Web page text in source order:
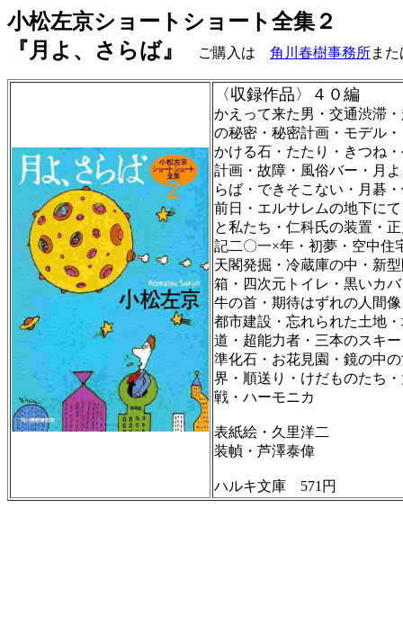
小松左京ショートショート全集２
『月よ、さらば』
ご購入は 角川春樹事務所ま
〈収録作品〉 ４０編
かえって来た男・交通渋滞
の秘密・秘密計画・モデル
かける石・たたり・きつね
計画・故障・風俗バー・月
らば・できそこない・月碁
前日・エルサレムの地下に
と私たち・仁科氏の装置・
記二〇一×年・初夢・空中住
天閣発掘・冷蔵庫の中・新
箱・四次元トイレ・黒いカ
牛の首・期待はずれの人間
都市建設・忘れられた土地
道・超能力者・三本のスキ
準化石・お花見園・鏡の中
界・順送り・けだものたち
戦・ハーモニカ
表紙絵・久里洋二
装幀・芦澤泰偉
ハルキ文庫 571円